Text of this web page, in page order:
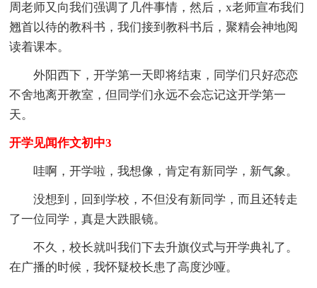
周老师又向我们强调了几件事情，然后，x老师宣布我们
翘首以待的教科书，我们接到教科书后，聚精会神地阅
读着课本。
外阳西下，开学第一天即将结束，同学们只好恋恋
不舍地离开教室，但同学们永远不会忘记这开学第一
天。
开学见闻作文初中3
哇啊，开学啦，我想像，肯定有新同学，新气象。
没想到，回到学校，不但没有新同学，而且还转走
了一位同学，真是大跌眼镜。
不久，校长就叫我们下去升旗仪式与开学典礼了。
在广播的时候，我怀疑校长患了高度沙哑。